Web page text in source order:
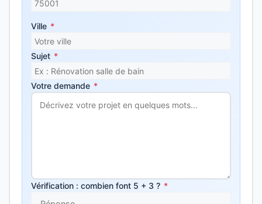
Ville *
Sujet *
Votre demande *
Vérification : combien font 5 + 3 ? *